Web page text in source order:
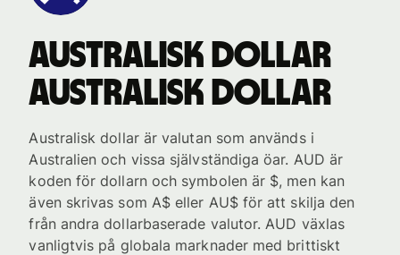
australisk dollar
australisk dollar
Australisk dollar är valutan som används i
Australien och vissa självständiga öar. AUD är
koden för dollarn och symbolen är $, men kan
även skrivas som A$ eller AU$ för att skilja den
från andra dollarbaserade valutor. AUD växlas
vanligtvis på globala marknader med brittiskt